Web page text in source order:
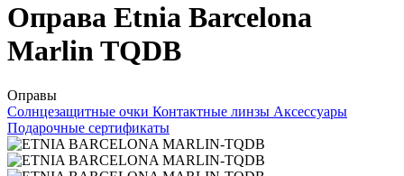
Оправа Etnia Barcelona
Marlin TQDB
Оправы
Солнцезащитные очки Контактные линзы Аксессуары
Подарочные сертификаты